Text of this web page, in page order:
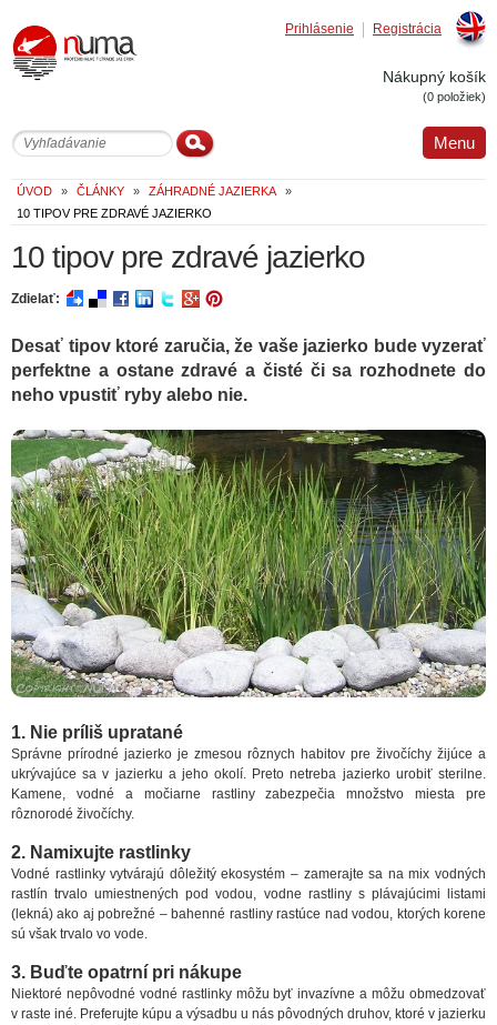
Registrácia
Prihlásenie
Nákupný košík
(0 položiek)
Menu
ÚVOD » ČLÁNKY » ZÁHRADNÉ JAZIERKA
»
10 TIPOV PRE ZDRAVÉ JAZIERKO
10 tipov pre zdravé jazierko
Zdielať:
Desať tipov ktoré zaručia, že vaše jazierko bude vyzerať
perfektne a ostane zdravé a čisté či sa rozhodnete do
neho vpustiť ryby alebo nie.
1. Nie príliš upratané
Správne prírodné jazierko je zmesou rôznych habitov pre živočíchy žijúce a
ukrývajúce sa v jazierku a jeho okolí. Preto netreba jazierko urobiť sterilne.
Kamene, vodné a močiarne rastliny zabezpečia množstvo miesta pre
rôznorodé živočíchy.
2. Namixujte rastlinky
Vodné rastlinky vytvárajú dôležitý ekosystém – zamerajte sa na mix vodných
rastlín trvalo umiestnených pod vodou, vodne rastliny s plávajúcimi listami
(lekná) ako aj pobrežné – bahenné rastliny rastúce nad vodou, ktorých korene
sú však trvalo vo vode.
3. Buďte opatrní pri nákupe
Niektoré nepôvodné vodné rastlinky môžu byť invazívne a môžu obmedzovať
v raste iné. Preferujte kúpu a výsadbu u nás pôvodných druhov, ktoré v jazierku